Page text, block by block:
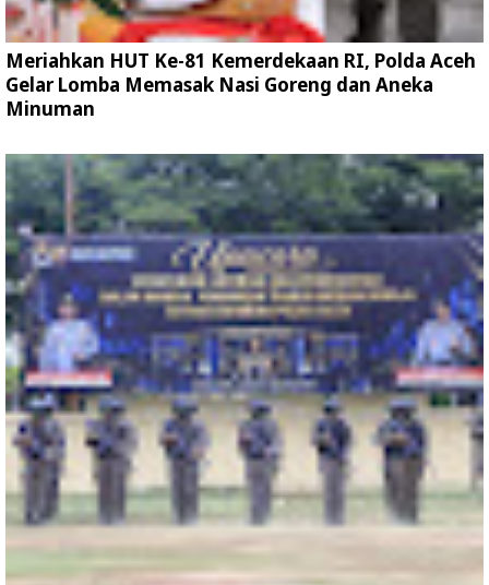
Meriahkan HUT Ke-81 Kemerdekaan RI, Polda Aceh
Gelar Lomba Memasak Nasi Goreng dan Aneka
Minuman